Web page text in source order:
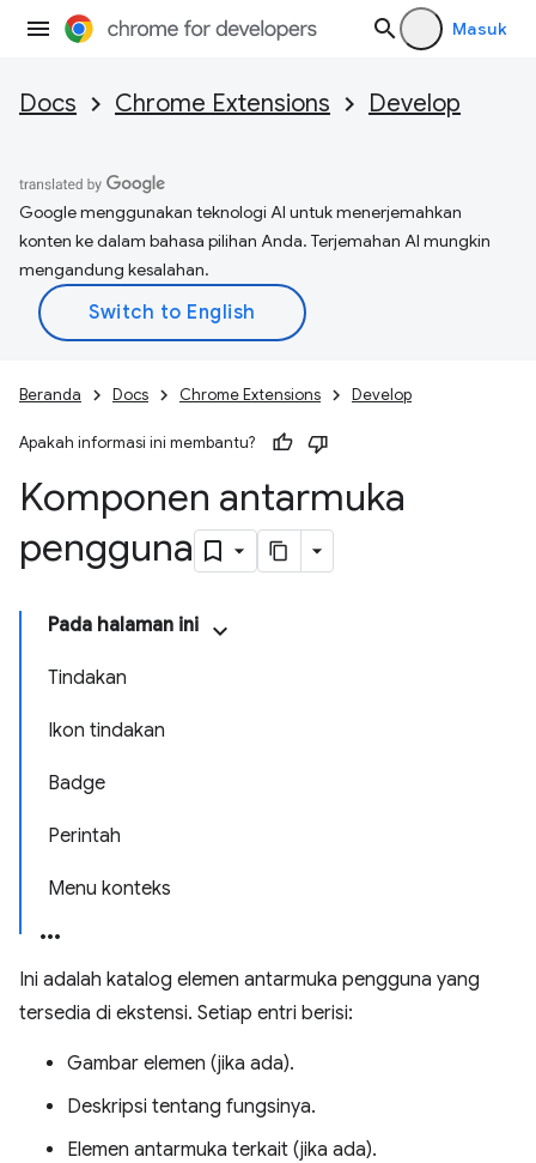
Masuk
Docs Chrome Extensions Develop
Google menggunakan teknologi AI untuk menerjemahkan
konten ke dalam bahasa pilihan Anda. Terjemahan AI mungkin
mengandung kesalahan.
Beranda Docs Chrome Extensions Develop
Apakah informasi ini membantu?
Komponen antarmuka
pengguna
Pada halaman ini
Tindakan
Ikon tindakan
Badge
Perintah
Menu konteks
Ini adalah katalog elemen antarmuka pengguna yang
tersedia di ekstensi. Setiap entri berisi:
Gambar elemen (jika ada).
Deskripsi tentang fungsinya.
Elemen antarmuka terkait (jika ada).